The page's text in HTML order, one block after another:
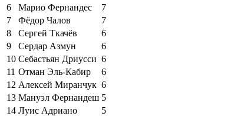
6
Марио Фернандес
7
7
Фёдор Чалов
7
8
Сергей Ткачёв
6
9
Сердар Азмун
6
10 Себастьян Дриусси 6
11 Отман Эль-Кабир
6
12 Алексей Миранчук 6
13 Мануэл Фернандеш 5
14 Луис Адриано
5